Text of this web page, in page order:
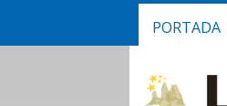
PORTADA